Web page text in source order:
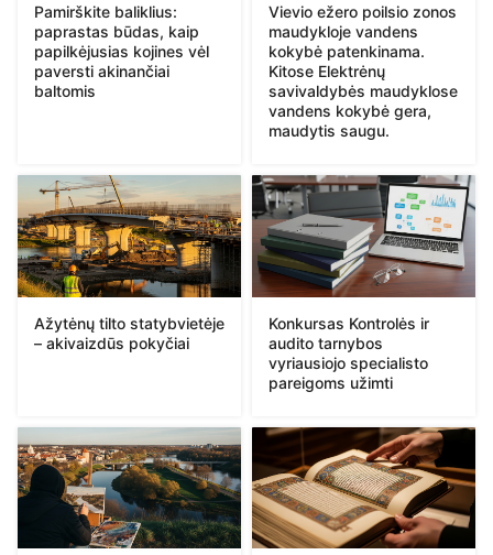
Pamirškite baliklius:
paprastas būdas, kaip
papilkėjusias kojines vėl
paversti akinančiai
baltomis
Vievio ežero poilsio zonos
maudykloje vandens
kokybė patenkinama.
Kitose Elektrėnų
savivaldybės maudyklose
vandens kokybė gera,
maudytis saugu.
Ažytėnų tilto statybvietėje
– akivaizdūs pokyčiai
Konkursas Kontrolės ir
audito tarnybos
vyriausiojo specialisto
pareigoms užimti